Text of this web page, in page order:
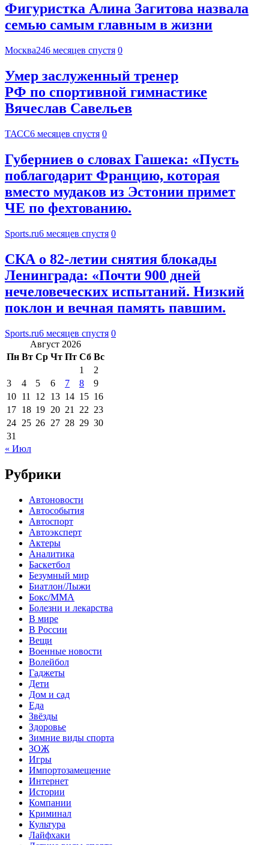
Фигуристка Алина Загитова назвала
семью самым главным в жизни
Москва246 месяцев спустя 0
Умер заслуженный тренер
РФ по спортивной гимнастике
Вячеслав Савельев
ТАСС6 месяцев спустя 0
Губерниев о словах Гашека: «Пусть
поблагодарит Францию, которая
вместо мудаков из Эстонии примет
ЧЕ по фехтованию.
Sports.ru6 месяцев спустя 0
СКА о 82-летии снятия блокады
Ленинграда: «Почти 900 дней
нечеловеческих испытаний. Низкий
поклон и вечная память павшим.
Sports.ru6 месяцев спустя 0
Август 2026
Пн Вт Ср Чт Пт Сб Вс
1
2
3
4 5 6 7 8
9
10 11 12 13 14 15 16
17 18 19 20 21 22 23
24 25 26 27 28 29 30
31
« Июл
Рубрики
Автоновости
Автособытия
Автоспорт
Автоэксперт
Актеры
Аналитика
Баскетбол
Безумный мир
Биатлон/Лыжи
Бокс/MMA
Болезни и лекарства
В мире
В России
Вещи
Военные новости
Волейбол
Гаджеты
Дети
Дом и сад
Еда
Звёзды
Здоровье
Зимние виды спорта
ЗОЖ
Игры
Импортозамещение
Интернет
Истории
Компании
Криминал
Культура
Лайфхаки